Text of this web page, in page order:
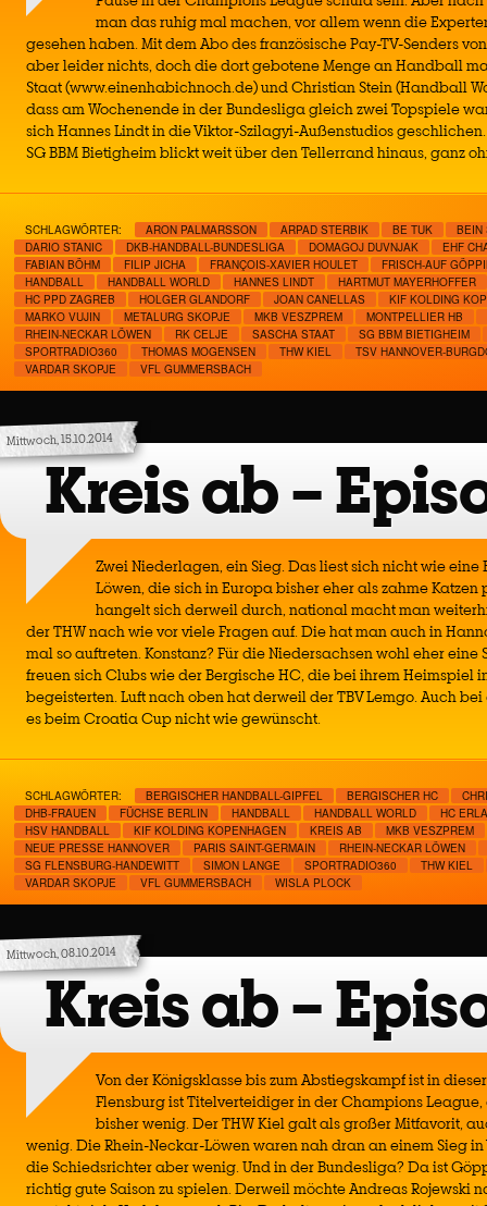
man das ruhig mal machen, vor allem wenn die
gesehen haben. Mit dem Abo des französische Pay-TV-Senders
aber leider nichts, doch die dort gebotene Menge an Handball
Staat (www.einenhabichnoch.de) und Christian Stein (Handball
dass am Wochenende in der Bundesliga gleich zwei Topspiele
sich Hannes Lindt in die Viktor-Szilagyi-Außenstudios
SG BBM Bietigheim blickt weit über den Tellerrand hinaus, ganz
SCHLAGWÖRTER: ARON PALMARSSON ARPAD STERBIK BE TUK
BEIN
DARIO STANIC
DKB-HANDBALL-BUNDESLIGA DOMAGOJ DUVNJAK
EHF
FABIAN BÖHM
FILIP JICHA FRANÇOIS-XAVIER HOULET
FRISCH-AUF
HANDBALL
HANDBALL WORLD HANNES LINDT
HARTMUT MAYERHOFFER
HC PPD ZAGREB
HOLGER GLANDORF JOAN CANELLAS
KIF KOLDING
MARKO VUJIN
METALURG SKOPJE MKB VESZPREM
MONTPELLIER HB
RHEIN-NECKAR LÖWEN
RK CELJE SASCHA STAAT
SG BBM BIETIGHEIM
SPORTRADIO360
THOMAS MOGENSEN THW KIEL
TSV HANNOVER-
VARDAR SKOPJE
VFL GUMMERSBACH
Mittwoch, 15.10.2014
Kreis ab –
Zwei Niederlagen, ein Sieg. Das liest sich nicht wie eine
Löwen, die sich in Europa bisher eher als zahme
hangelt sich derweil durch, national macht man
der THW nach wie vor viele Fragen auf. Die hat man auch in
mal so auftreten. Konstanz? Für die Niedersachsen wohl eher eine
freuen sich Clubs wie der Bergische HC, die bei ihrem Heimspiel
begeisterten. Luft nach oben hat derweil der TBV Lemgo. Auch
es beim Croatia Cup nicht wie gewünscht.
SCHLAGWÖRTER: BERGISCHER HANDBALL-GIPFEL BERGISCHER HC
DHB-FRAUEN
FÜCHSE BERLIN HANDBALL HANDBALL WORLD
HC
HSV HANDBALL
KIF KOLDING KOPENHAGEN KREIS AB
MKB VESZPREM
NEUE PRESSE HANNOVER
PARIS SAINT-GERMAIN
RHEIN-NECKAR LÖWEN
SG FLENSBURG-HANDEWITT
SIMON LANGE SPORTRADIO360
THW KIEL
VARDAR SKOPJE
VFL GUMMERSBACH WISLA PLOCK
Mittwoch, 08.10.2014
Kreis ab –
Von der Königsklasse bis zum Abstiegskampf ist in
Flensburg ist Titelverteidiger in der Champions
bisher wenig. Der THW Kiel galt als großer Mitfavorit,
wenig. Die Rhein-Neckar-Löwen waren nah dran an einem Sieg
die Schiedsrichter aber wenig. Und in der Bundesliga? Da ist
richtig gute Saison zu spielen. Derweil möchte Andreas Rojewski